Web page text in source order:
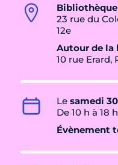
23 rue du
12e
Autour de la
10 rue Erard,
Le samedi
De 10 h à 18 h
Évènement